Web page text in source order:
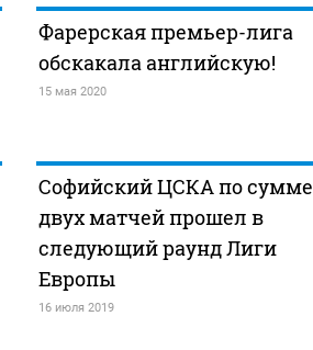
Фарерская премьер-лига
обскакала английскую!
15 мая 2020
Софийский ЦСКА по сумме
двух матчей прошел в
следующий раунд Лиги
Европы
16 июля 2019